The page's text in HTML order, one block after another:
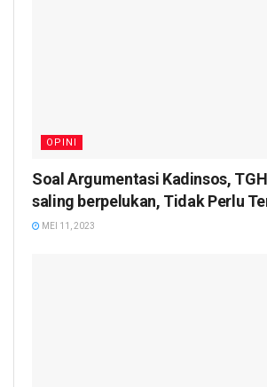
OPINI
Soal Argumentasi Kadinsos,
saling berpelukan, Tidak Perlu
MEI 11, 2023